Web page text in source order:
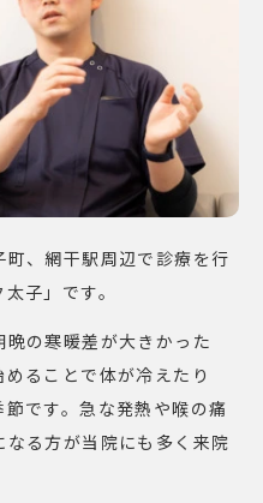
、網干駅周辺で診療を行
子」です。
の寒暖差が大きかった
ることで体が冷えたり
です。急な発熱や喉の痛
る方が当院にも多く来院